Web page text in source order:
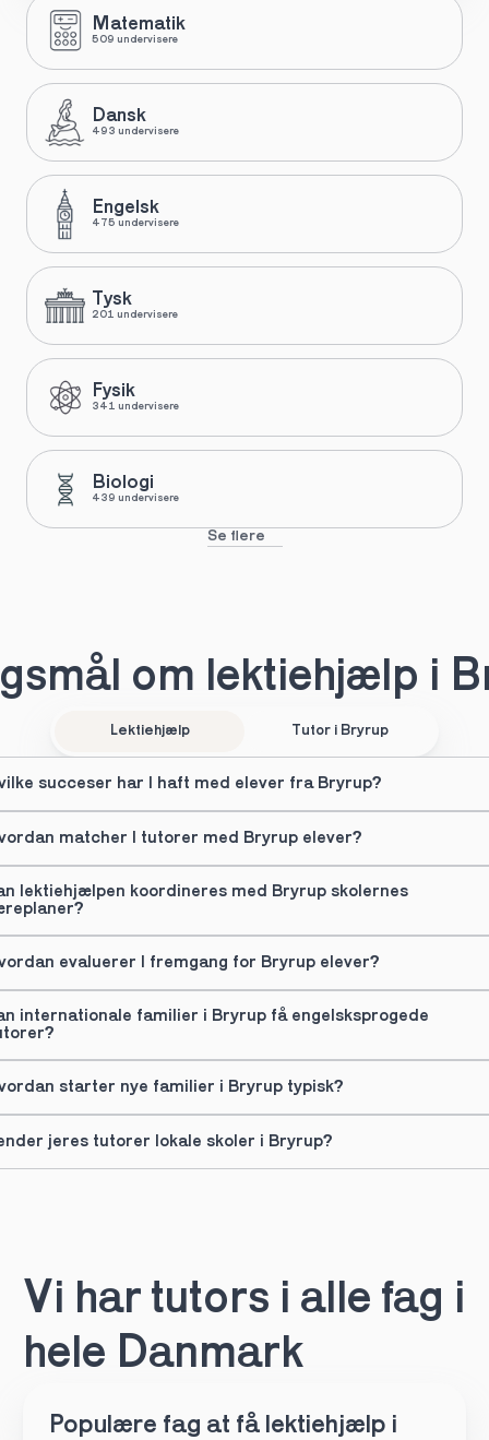
Matematik
509 undervisere
Dansk
493 undervisere
Engelsk
475 undervisere
Tysk
201 undervisere
Fysik
341 undervisere
Biologi
439 undervisere
Se flere
om lektiehjælp i
Lektiehjælp Tutor i Bryrup
succeser har I haft med elever fra Bryrup?
matcher I tutorer med Bryrup elever?
lektiehjælpen koordineres med Bryrup skolernes
evaluerer I fremgang for Bryrup elever?
internationale familier i Bryrup få engelsksprogede
starter nye familier i Bryrup typisk?
jeres tutorer lokale skoler i Bryrup?
Vi har tutors i alle fag i
hele Danmark
Populære fag at få lektiehjælp i